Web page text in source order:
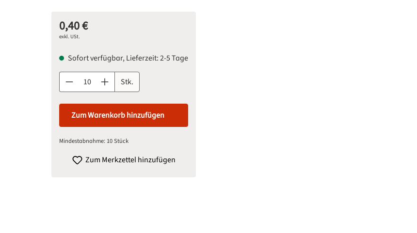
Regulärer Preis:
0,40 €
exkl. USt.
Sofort verfügbar, Lieferzeit: 2-5 Tage
Produkt Anzahl: Gib den gewünschten Wert ein oder benutze die Schaltflächen um die Anzahl zu erhöhen
Stk.
Zum Warenkorb hinzufügen
Mindestabnahme: 10 Stück
Zum Merkzettel hinzufügen